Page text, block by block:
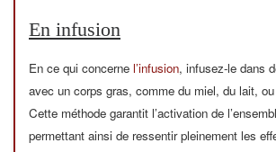
En infusion
En ce qui concerne l’infusion, infusez-le dans
avec un corps gras, comme du miel, du lait, ou
Cette méthode garantit l’activation de
permettant ainsi de ressentir pleinement les